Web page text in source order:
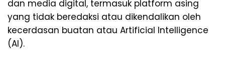
dan media digital, termasuk platform asing
yang tidak beredaksi atau dikendalikan oleh
kecerdasan buatan atau Artificial Intelligence
(AI).